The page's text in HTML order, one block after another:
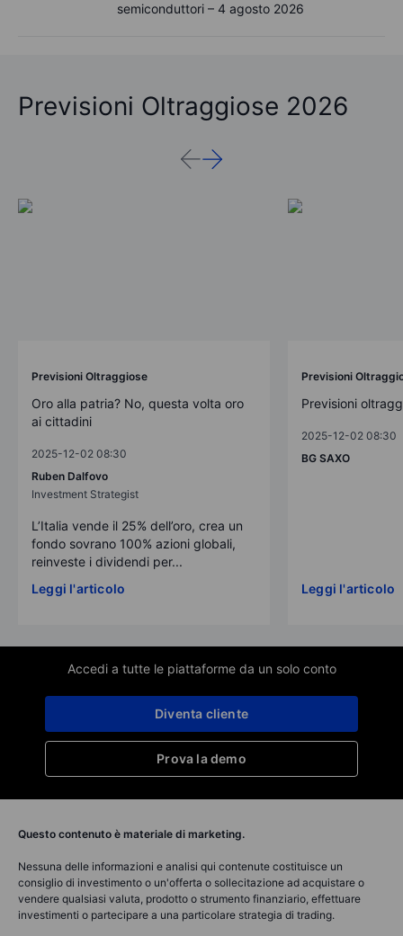
semiconduttori – 4 agosto 2026
Previsioni Oltraggiose 2026
Previsioni Oltraggiose
Oro alla patria? No, questa volta oro
ai cittadini
2025-12-02 08:30
Ruben Dalfovo
Investment Strategist
L’Italia vende il 25% dell’oro, crea un
fondo sovrano 100% azioni globali,
reinveste i dividendi per...
Leggi l'articolo
Previsioni
Previsioni
2025-12-02 08:30
BG SAXO
Leggi l'articolo
Accedi a tutte le piattaforme da un solo conto
Prova la demo
Diventa cliente
Questo contenuto è materiale di marketing.
Nessuna delle informazioni e analisi qui contenute costituisce un
consiglio di investimento o un'offerta o sollecitazione ad acquistare o
vendere qualsiasi valuta, prodotto o strumento finanziario, effettuare
investimenti o partecipare a una particolare strategia di trading.